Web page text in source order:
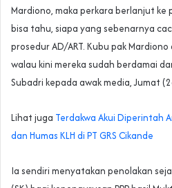
Mardiono, maka perkara berlanjut ke
bisa tahu, siapa yang sebenarnya
prosedur AD/ART. Kubu pak
walau kini mereka sudah berdamai
Subadri kepada awak media, Jumat
Lihat juga Terdakwa Akui Diperintah
dan Humas KLH di PT GRS Cikande
Ia sendiri menyatakan penolakan